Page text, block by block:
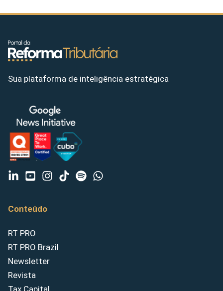
Sua plataforma de inteligência estratégica
Conteúdo
RT PRO
RT PRO Brazil
Newsletter
Revista